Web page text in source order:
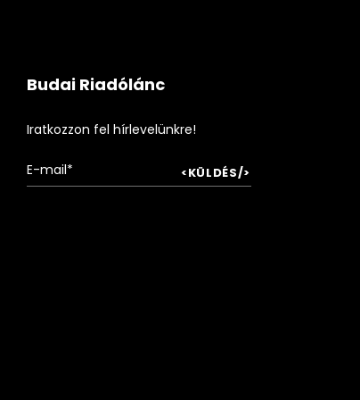
Budai Riadólánc
Iratkozzon fel hírlevelünkre!